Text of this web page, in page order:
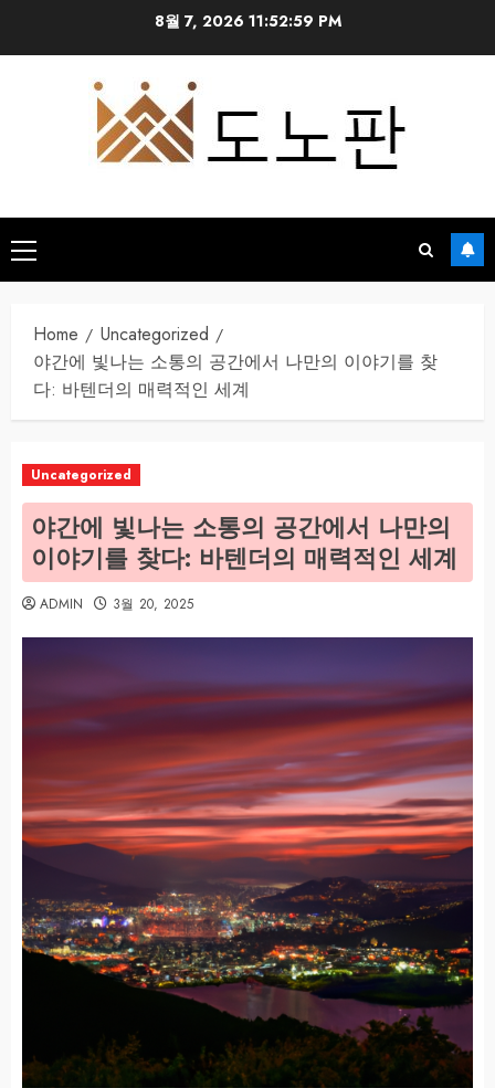
8월 7, 2026 11:53:00 PM
Primary
Menu
Home
Uncategorized
야간에 빛나는 소통의 공간에서 나만의 이야기를 찾
다: 바텐더의 매력적인 세계
Uncategorized
야간에 빛나는 소통의 공간에서 나만의
이야기를 찾다: 바텐더의 매력적인 세계
ADMIN 3월 20, 2025